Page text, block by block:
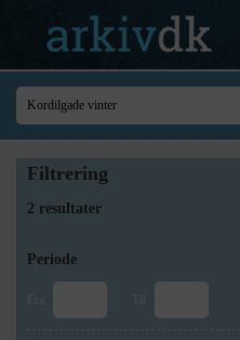
Filtrering
2 resultater
Periode
Fra Til